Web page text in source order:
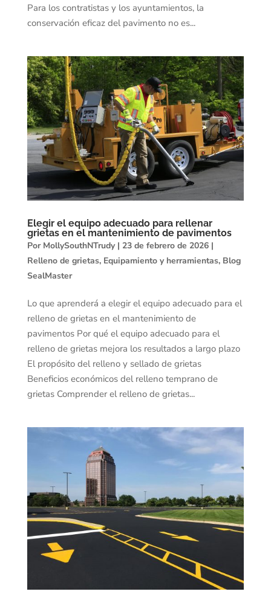
Para los contratistas y los ayuntamientos, la
conservación eficaz del pavimento no es...
Elegir el equipo adecuado para rellenar
grietas en el mantenimiento de pavimentos
Por MollySouthNTrudy| 23 de febrero de 2026|
Relleno de grietas, Equipamiento y herramientas, Blog
SealMaster
Lo que aprenderá a elegir el equipo adecuado para el
relleno de grietas en el mantenimiento de
pavimentos Por qué el equipo adecuado para el
relleno de grietas mejora los resultados a largo plazo
El propósito del relleno y sellado de grietas
Beneficios económicos del relleno temprano de
grietas Comprender el relleno de grietas...